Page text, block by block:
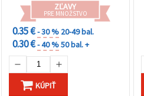
ZĽAVY
PRE MNOŽSTVO
0.35 €- 30 % 20-49 bal.
0.30 €- 40 %50 bal. +
KÚPIŤ